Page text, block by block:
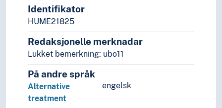
Næringsliv og økonomi
Pedagogikk
Psykologi
Realfag
Religionsvitenskap
Rettsvitenskap
Samfunnsvitenskap
Språk
Identifikator
HUME21825
Redaksjonelle merknadar
Lukket bemerkning: ubo11
På andre språk
engelsk
Alternative
treatment